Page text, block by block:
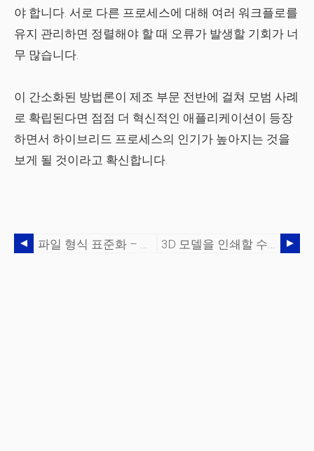
야 합니다. 서로 다른 프로세스에 대해 여러 워크플로를
유지 관리하면 정렬해야 할 때 오류가 발생할 기회가 너
무 많습니다.
이 간소화된 방법론이 제조 부문 전반에 걸쳐 모범 사례
로 확립된다면 점점 더 혁신적인 애플리케이션이 등장
하면서 하이브리드 프로세스의 인기가 높아지는 것을
보게 될 것이라고 확신합니다.
파일 형식 표준화 – AM 서비스 제공업체의 지속적인 과제 3D 모델을 인쇄할 수 있도록 보장하는 6가지 방법